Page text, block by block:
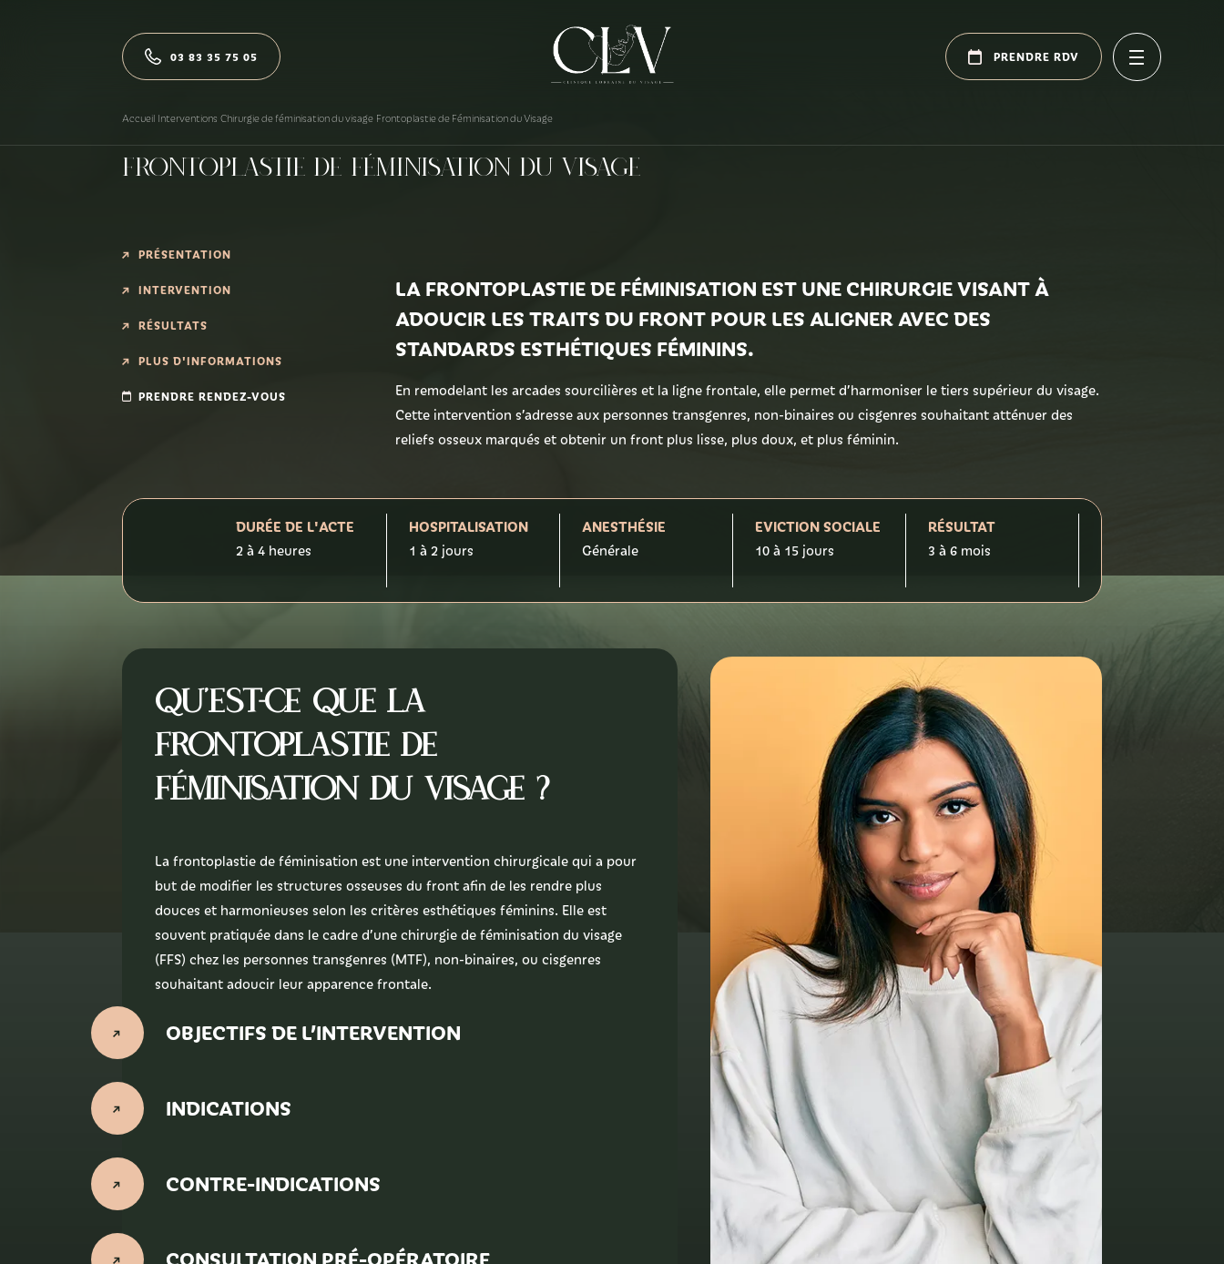
La clinique
Interventions
PRENDRE RDV
03 83 35 75 05
Accueil Interventions Chirurgie de féminisation du visage Frontoplastie de Féminisation du Visage
Frontoplastie de Féminisation du Visage
PRÉSENTATION
INTERVENTION
RÉSULTATS
PLUS D'INFORMATIONS
PRENDRE RENDEZ-VOUS
LA FRONTOPLASTIE DE FÉMINISATION EST UNE CHIRURGIE VISANT À
ADOUCIR LES TRAITS DU FRONT POUR LES ALIGNER AVEC DES
STANDARDS ESTHÉTIQUES FÉMININS.
En remodelant les arcades sourcilières et la ligne frontale, elle permet d’harmoniser le tiers supérieur du visage.
Cette intervention s’adresse aux personnes transgenres, non-binaires ou cisgenres souhaitant atténuer des
reliefs osseux marqués et obtenir un front plus lisse, plus doux, et plus féminin.
DURÉE DE L'ACTE
2 à 4 heures
HOSPITALISATION
1 à 2 jours
ANESTHÉSIE
Générale
EVICTION SOCIALE
10 à 15 jours
RÉSULTAT
3 à 6 mois
devis
tarifs
Qu’est-ce que la
Frontoplastie de
Féminisation du Visage ?
La frontoplastie de féminisation est une intervention chirurgicale qui a pour
but de modifier les structures osseuses du front afin de les rendre plus
douces et harmonieuses selon les critères esthétiques féminins. Elle est
souvent pratiquée dans le cadre d’une chirurgie de féminisation du visage
(FFS) chez les personnes transgenres (MTF), non-binaires, ou cisgenres
souhaitant adoucir leur apparence frontale.
OBJECTIFS DE L’INTERVENTION
INDICATIONS
CONTRE-INDICATIONS
CONSULTATION PRÉ-OPÉRATOIRE